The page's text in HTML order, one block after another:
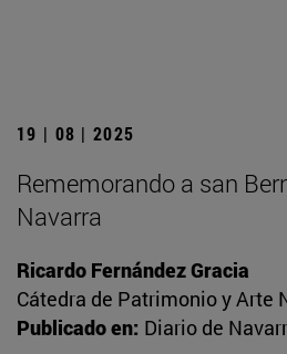
19 | 08 | 2025
Rememorando a san
Navarra
Ricardo Fernández Gracia
Cátedra de Patrimonio y Arte
Publicado en: Diario de